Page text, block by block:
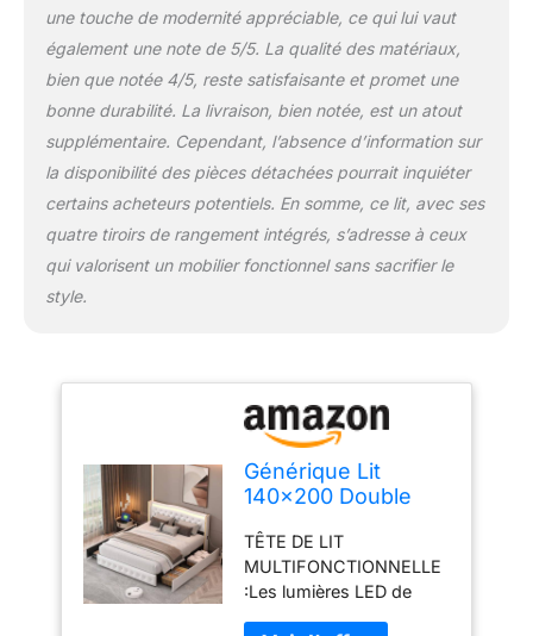
grâce aux roues sur le
fond LA PRATICITÉ
RENCONTRE LE DESIGN
: ce lit allie
astucieusement un
design élégant avec un
maximum de confort.
Les boutons décoratifs
rembourrés donnent à la
tête de lit un look
moderne. Fabriqué
jusqu'à 600 livres, et des
pieds de support
supplémentaires sur la
colonne centrale
assurent une stabilité
HAUTE QUALITÉ ET
AGRÉABLE AU
TOUCHER:La tête et le
une touche de modernité appréciable, ce qui lui vaut
également une note de 5/5. La qualité des matériaux,
bien que notée 4/5, reste satisfaisante et promet une
bonne durabilité. La livraison, bien notée, est un atout
supplémentaire. Cependant, l’absence d’information sur
la disponibilité des pièces détachées pourrait inquiéter
certains acheteurs potentiels. En somme, ce lit, avec ses
quatre tiroirs de rangement intégrés, s’adresse à ceux
qui valorisent un mobilier fonctionnel sans sacrifier le
style.
Générique Lit
140x200 Double
Tiroirs de
Rangement,
Recharge USB,
Lattes en Bois, Tête
TÊTE DE LIT
MULTIFONCTIONNELLE
:Les lumières LED de